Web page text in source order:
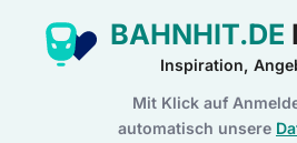
BAHNHIT.DE
Inspiration,
Mit Klick auf
automatisch unsere